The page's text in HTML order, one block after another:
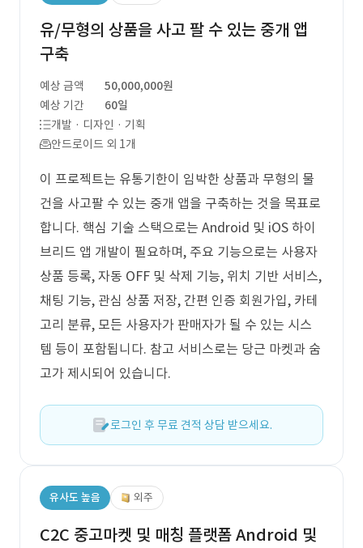
유/무형의 상품을 사고 팔 수 있는 중개 앱
구축
예상 금액
50,000,000원
예상 기간
60일
개발 · 디자인 · 기획
안드로이드 외 1개
이 프로젝트는 유통기한이 임박한 상품과 무형의 물
건을 사고팔 수 있는 중개 앱을 구축하는 것을 목표로
합니다. 핵심 기술 스택으로는 Android 및 iOS 하이
브리드 앱 개발이 필요하며, 주요 기능으로는 사용자
상품 등록, 자동 OFF 및 삭제 기능, 위치 기반 서비스,
채팅 기능, 관심 상품 저장, 간편 인증 회원가입, 카테
고리 분류, 모든 사용자가 판매자가 될 수 있는 시스
템 등이 포함됩니다. 참고 서비스로는 당근 마켓과 숨
고가 제시되어 있습니다.
로그인 후 무료 견적 상담 받으세요.
유사도 높음 외주
C2C 중고마켓 및 매칭 플랫폼 Android 및